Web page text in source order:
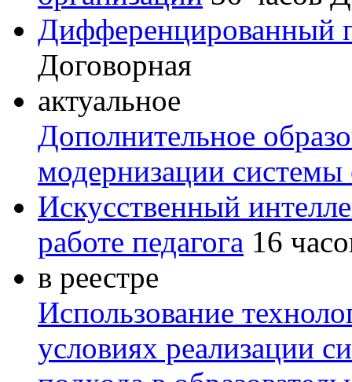
Дифференцированный
Договорная
актуальное
Дополнительное
модернизации системы
Искусственный
работе педагога 16
в реестре
Использование
условиях реализации